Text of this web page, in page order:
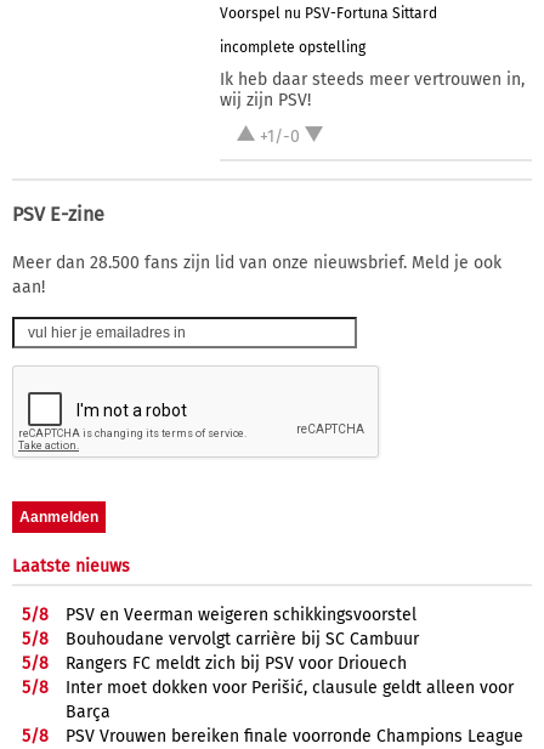
Voorspel nu PSV-Fortuna Sittard
incomplete opstelling
Ik heb daar steeds meer vertrouwen in,
wij zijn PSV!
+1/-0
PSV E-zine
Meer dan 28.500 fans zijn lid van onze nieuwsbrief. Meld je ook
aan!
Laatste nieuws
5/8
PSV en Veerman weigeren schikkingsvoorstel
5/8
Bouhoudane vervolgt carrière bij SC Cambuur
5/8
Rangers FC meldt zich bij PSV voor Driouech
5/8
Inter moet dokken voor Perišić, clausule geldt alleen voor
Barça
5/8
PSV Vrouwen bereiken finale voorronde Champions League